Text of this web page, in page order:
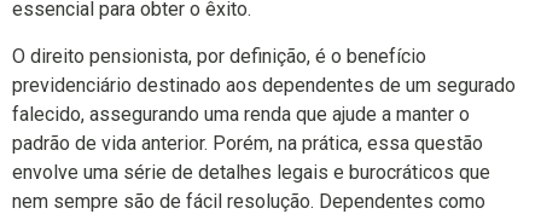
essencial para obter o êxito.
O direito pensionista, por definição, é o benefício
previdenciário destinado aos dependentes de um segurado
falecido, assegurando uma renda que ajude a manter o
padrão de vida anterior. Porém, na prática, essa questão
envolve uma série de detalhes legais e burocráticos que
nem sempre são de fácil resolução. Dependentes como